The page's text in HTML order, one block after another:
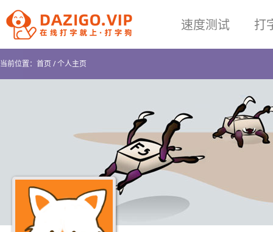
速度测试 打
当前位置： 首页/个人主页